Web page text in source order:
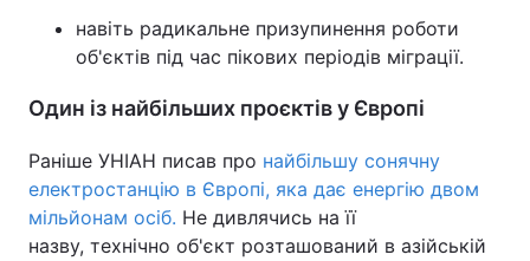
навіть радикальне призупинення роботи
об'єктів під час пікових періодів міграції.
Один із найбільших проєктів у Європі
Раніше УНІАН писав про найбільшу сонячну
електростанцію в Європі, яка дає енергію двом
мільйонам осіб. Не дивлячись на її
назву, технічно об'єкт розташований в азійській